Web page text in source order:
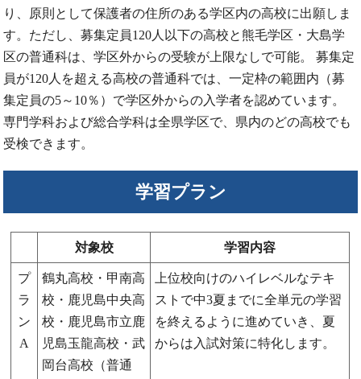
り、原則として保護者の住所のある学区内の高校に出願しま
す。ただし、募集定員120人以下の高校と熊毛学区・大島学
区の普通科は、学区外からの受験が上限なしで可能。 募集定
員が120人を超える高校の普通科では、一定枠の範囲内（募
集定員の5～10％）で学区外からの入学者を認めています。
専門学科および総合学科は全県学区で、県内のどの高校でも
受検できます。
学習プラン
対象校 学習内容
プ
ラ
ン
A
鶴丸高校・甲南高
校・鹿児島中央高
校・鹿児島市立鹿
児島玉龍高校・武
岡台高校（普通
上位校向けのハイレベルなテキ
ストで中3夏までに全単元の学習
を終えるように進めていき、夏
からは入試対策に特化します。